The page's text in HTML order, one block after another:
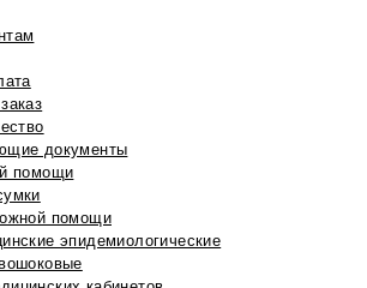
документы
помощи
помощи
эпидемиологические